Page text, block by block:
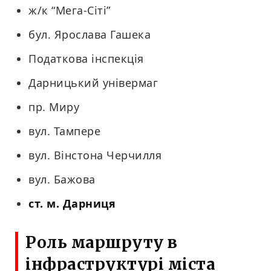
ж/к “Мега-Сiтi”
бул. Ярослава Гашека
Податкова інспекція
Дарницький універмаг
пр. Миру
вул. Тампере
вул. Вінстона Черчилля
вул. Бажова
ст. м. Дарниця
Роль маршруту в
інфраструктурі міста